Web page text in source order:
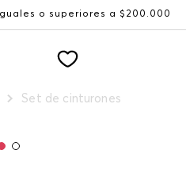
o superiores a $200.000
Set de cinturones